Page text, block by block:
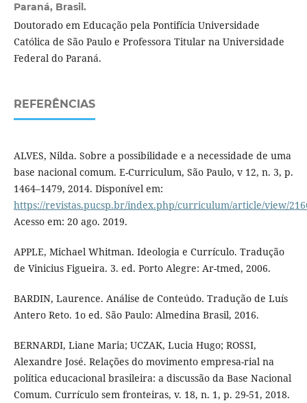
Paraná, Brasil.
Doutorado em Educação pela Pontifícia Universidade
Católica de São Paulo e Professora Titular na Universidade
Federal do Paraná.
REFERÊNCIAS
ALVES, Nilda. Sobre a possibilidade e a necessidade de uma
base nacional comum. E-Curriculum, São Paulo, v 12, n. 3, p.
1464–1479, 2014. Disponível em:
https://revistas.pucsp.br/index.php/curriculum/article/view/
Acesso em: 20 ago. 2019.
APPLE, Michael Whitman. Ideologia e Currículo. Tradução
de Vinicius Figueira. 3. ed. Porto Alegre: Ar-tmed, 2006.
BARDIN, Laurence. Análise de Conteúdo. Tradução de Luís
Antero Reto. 1o ed. São Paulo: Almedina Brasil, 2016.
BERNARDI, Liane Maria; UCZAK, Lucia Hugo; ROSSI,
Alexandre José. Relações do movimento empresa-rial na
política educacional brasileira: a discussão da Base Nacional
Comum. Currículo sem fronteiras, v. 18, n. 1, p. 29-51, 2018.